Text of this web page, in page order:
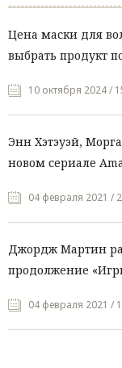
Цена маски для
выбрать продукт
10 октября 2024 /
Энн Хэтэуэй,
новом сериале
04 февраля 2021 /
Джордж Мартин
продолжение
04 февраля 2021 /